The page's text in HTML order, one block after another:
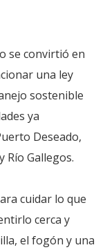
se convirtió en
una ley
sostenible
ya
Deseado,
Río Gallegos.
cuidar lo que
cerca y
el fogón y una